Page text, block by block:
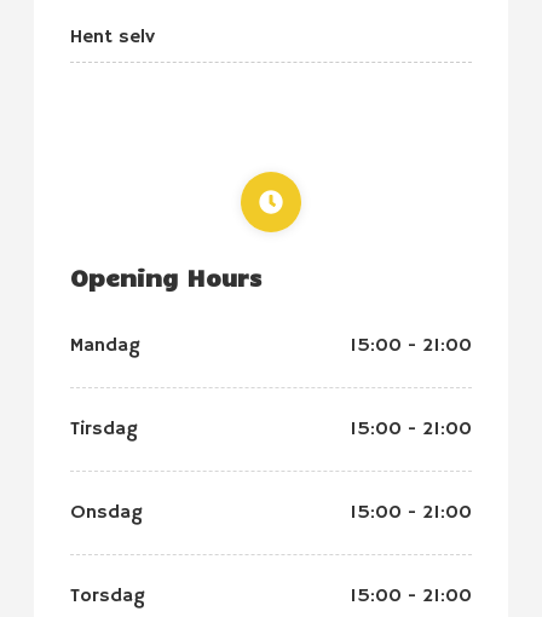
Hent selv
Opening Hours
Mandag 15:00 - 21:00
Tirsdag 15:00 - 21:00
Onsdag 15:00 - 21:00
Torsdag 15:00 - 21:00